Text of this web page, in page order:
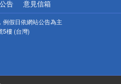
告 意見信箱
假日依網站公告為主
5樓 (台灣)